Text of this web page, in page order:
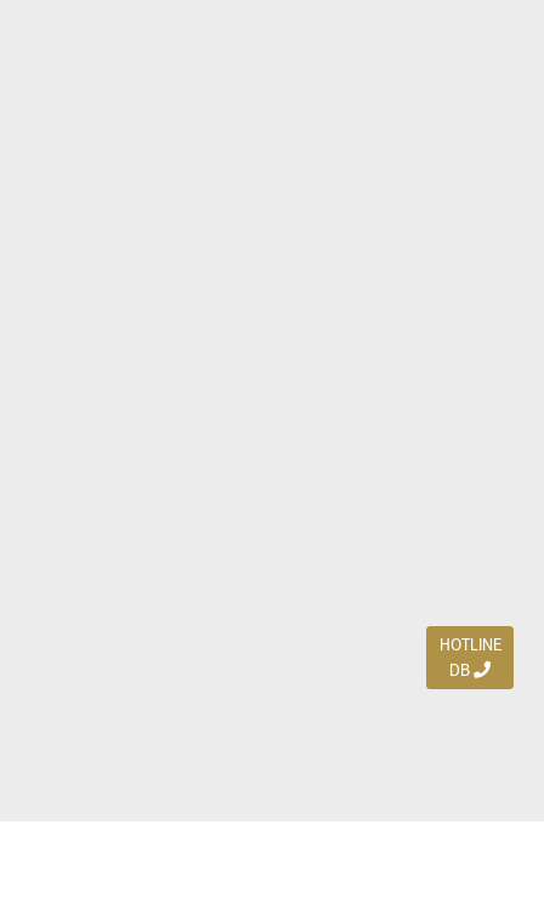
HOTLINE
DB